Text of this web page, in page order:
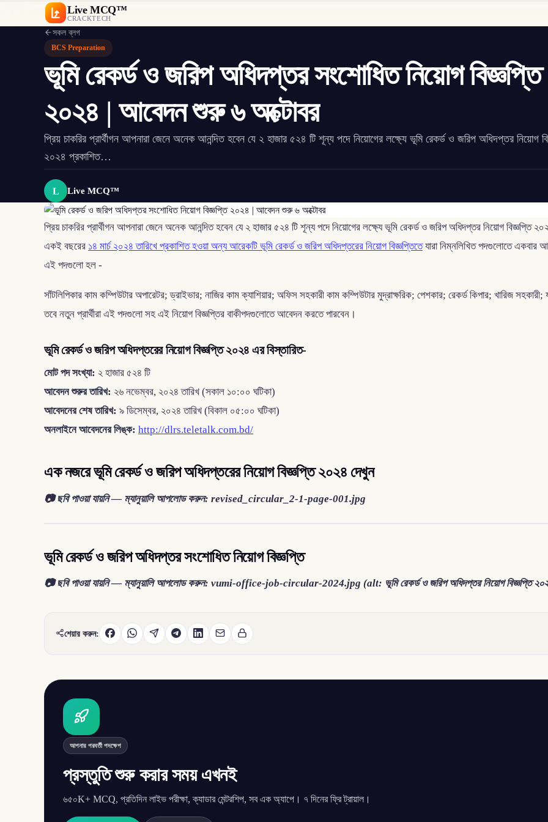
Live MCQ™
CRACKTECH
সকল ব্লগ
BCS Preparation
ভূমি রেকর্ড ও জরিপ অধিদপ্তর সংশোধিত নিয়োগ বিজ্ঞপ্তি
২০২৪ | আবেদন শুরু ৬ অক্টোবর
প্রিয় চাকরির প্রার্থীগন আপনারা জেনে অনেক আনন্দিত হবেন যে ২ হাজার ৫২৪ টি শূন্য পদে নিয়োগের লক্ষ্যে ভূমি রেকর্ড ও জরিপ অধিদপ্তর নিয়োগ
২০২৪ প্রকাশিত…
L Live MCQ™
প্রিয় চাকরির প্রার্থীগন আপনারা জেনে অনেক আনন্দিত হবেন যে ২ হাজার ৫২৪ টি শূন্য পদে নিয়োগের লক্ষ্যে ভূমি রেকর্ড ও জরিপ অধিদপ্তর নিয়োগ
একই বছরের ১৪ মার্চ ২০২৪ তারিখে প্রকাশিত হওয়া অন্য আরেকটি ভূমি রেকর্ড ও জরিপ অধিদপ্তরের নিয়োগ বিজ্ঞপ্তিতেযারা নিম্নলিখিত পদগুলোতে
এই পদগুলো হল -
সাঁটলিপিকার কাম কম্পিউটার অপারেটর; ড্রাইভার; নাজির কাম ক্যাশিয়ার; অফিস সহকারী কাম কম্পিউটার মুদ্রাক্ষরিক; পেশকার; রেকর্ড কিপার; খারিজ
তবে নতুন প্রার্থীরা এই পদগুলো সহ এই নিয়োগ বিজ্ঞপ্তির বাকীপদগুলোতে আবেদন করতে পারবেন।
ভূমি রেকর্ড ও জরিপ অধিদপ্তরের নিয়োগ বিজ্ঞপ্তি ২০২৪ এর বিস্তারিত-
মোট পদ সংখ্যা: ২ হাজার ৫২৪ টি
আবেদন শুরুর তারিখ: ২৬ নভেম্বর, ২০২৪ তারিখ (সকাল ১০:০০ ঘটিকা)
আবেদনের শেষ তারিখ: ৯ ডিসেম্বর, ২০২৪ তারিখ (বিকাল ০৫:০০ ঘটিকা)
অনলাইনে আবেদনের লিঙ্ক: http://dlrs.teletalk.com.bd/
এক নজরে ভূমি রেকর্ড ও জরিপ অধিদপ্তরের নিয়োগ বিজ্ঞপ্তি ২০২৪ দেখুন
📷 ছবি পাওয়া যায়নি — ম্যানুয়ালি আপলোড করুন: revised_circular_2-1-page-001.jpg
ভূমি রেকর্ড ও জরিপ অধিদপ্তর সংশোধিত নিয়োগ বিজ্ঞপ্তি
📷 ছবি পাওয়া যায়নি — ম্যানুয়ালি আপলোড করুন: vumi-office-job-circular-2024.jpg (alt: ভূমি রেকর্ড ও জরিপ অধিদপ্তর নিয়োগ বিজ্ঞপ্তি
শেয়ার করুন:
আপনার পরবর্তী পদক্ষেপ
প্রস্তুতি শুরু করার সময় এখনই
৬৫০K+ MCQ, প্রতিদিন লাইভ পরীক্ষা, ক্যাডার মেন্টরশিপ, সব এক অ্যাপে। ৭ দিনের ফ্রি ট্রায়াল।